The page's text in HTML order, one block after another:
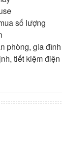
số lượng
phòng, gia đình
tiết kiệm điện